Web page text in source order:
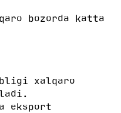
bozorda katta
xalqaro
eksport